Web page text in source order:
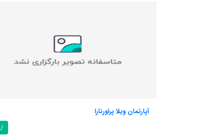
آپارتمان ویلا پراورنارا
/ 10